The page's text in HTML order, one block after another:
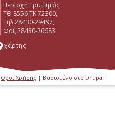
Περιοχή Τρυπητός
ΤΘ 8556 ΤΚ 72300,
Τηλ 28430-29497,
Φαξ 28430-26683
χάρτης
Όροι Χρήσης | Βασισμένο στο Drupal